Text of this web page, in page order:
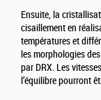
Ensuite, la
cisaillement en
températures et
les morphologies
par DRX. Les
l’équilibre pourront